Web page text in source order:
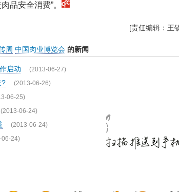
品安全消费”。
[责任编辑：王
周 中国肉业博览会 的新闻
启动 (2013-06-27)
? (2013-06-26)
06-25)
(2013-06-24)
(2013-06-24)
06-24)